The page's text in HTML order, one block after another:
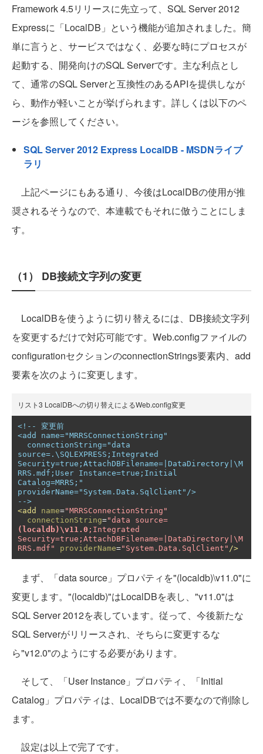
Framework 4.5リリースに先立って、SQL Server 2012
Expressに「LocalDB」という機能が追加されました。簡
単に言うと、サービスではなく、必要な時にプロセスが
起動する、開発向けのSQL Serverです。主な利点とし
て、通常のSQL Serverと互換性のあるAPIを提供しなが
ら、動作が軽いことが挙げられます。詳しくは以下のペ
ージを参照してください。
SQL Server 2012 Express LocalDB - MSDNライブ
ラリ
上記ページにもある通り、今後はLocalDBの使用が推
奨されるそうなので、本連載でもそれに倣うことにしま
す。
（1） DB接続文字列の変更
LocalDBを使うように切り替えるには、DB接続文字列
を変更するだけで対応可能です。Web.configファイルの
configurationセクションのconnectionStrings要素内、add
要素を次のように変更します。
リスト3 LocalDBへの切り替えによるWeb.config変更
<!-- 変更前
<add name="MRRSConnectionString"
source=.\SQLEXPRESS;Integrated
Security=true;AttachDBFilename=|DataDirectory|\M
RRS.mdf;User Instance=true;Initial
Catalog=MRRS;"
providerName="System.Data.SqlClient"/>
-->
<add
name="MRRSConnectionString"
connectionString="data source=
(localdb)\v11.0 ;Integrated
Security=true;AttachDBFilename=|DataDirectory|\M
RRS.mdf"
providerName="System.Data.SqlClient" />
まず、「data source」プロパティを"(localdb)\v11.0"に
変更します。"(localdb)"はLocalDBを表し、"v11.0"は
SQL Server 2012を表しています。従って、今後新たな
SQL Serverがリリースされ、そちらに変更するな
ら"v12.0"のようにする必要があります。
そして、「User Instance」プロパティ、「Initial
Catalog」プロパティは、LocalDBでは不要なので削除し
ます。
設定は以上で完了です。